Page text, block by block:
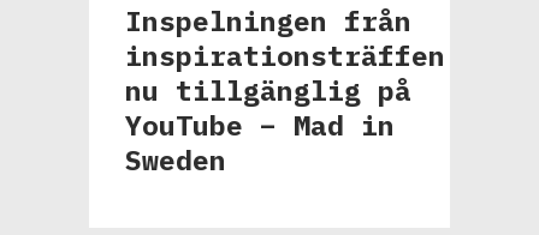
Inspelningen från
inspirationsträffen
nu tillgänglig på
YouTube – Mad in
Sweden